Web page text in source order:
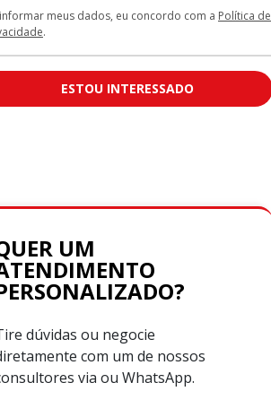
meus dados, eu concordo com a Política de
.
ESTOU INTERESSADO
UM
dúvidas ou negocie
com um de nossos
via ou WhatsApp.